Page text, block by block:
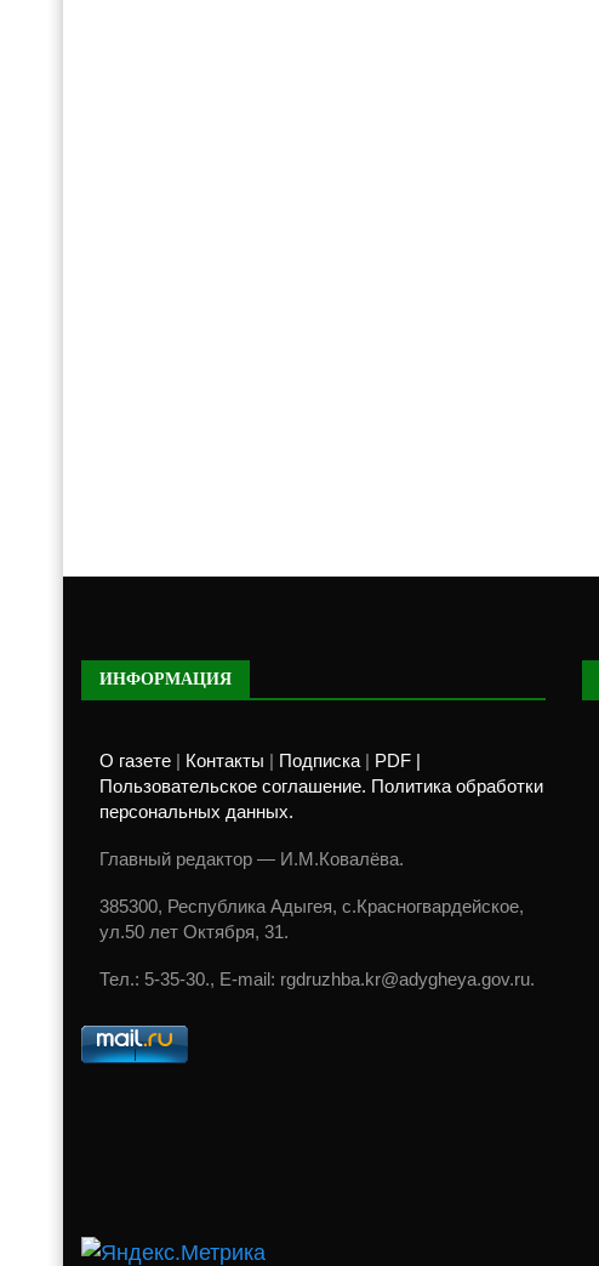
ИНФОРМАЦИЯ
О газете Контакты Подписка
PDF |
Пользовательское соглашение. Политика обработки
персональных данных.
Главный редактор — И.М.Ковалёва.
385300, Республика Адыгея, с.Красногвардейское,
ул.50 лет Октября, 31.
Тел.: 5-35-30., E-mail: rgdruzhba.kr@adygheya.gov.ru.